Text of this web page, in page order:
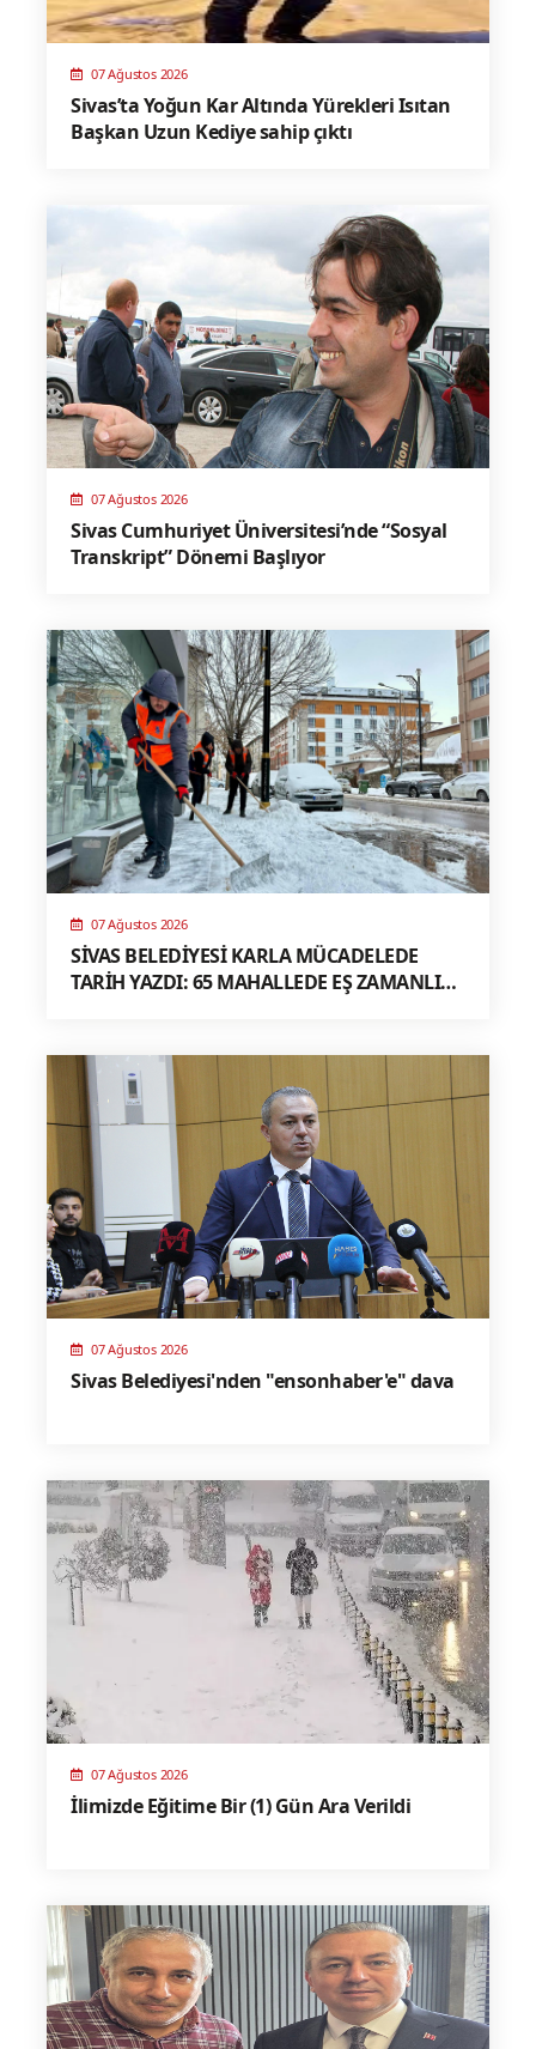
07 Ağustos 2026
Sivas’ta Yoğun Kar Altında Yürekleri Isıtan
Başkan Uzun Kediye sahip çıktı
07 Ağustos 2026
Sivas Cumhuriyet Üniversitesi’nde “Sosyal
Transkript” Dönemi Başlıyor
07 Ağustos 2026
SİVAS BELEDİYESİ KARLA MÜCADELEDE
TARİH YAZDI: 65 MAHALLEDE EŞ ZAMANLI
07 Ağustos 2026
Sivas Belediyesi'nden "ensonhaber'e" dava
07 Ağustos 2026
İlimizde Eğitime Bir (1) Gün Ara Verildi